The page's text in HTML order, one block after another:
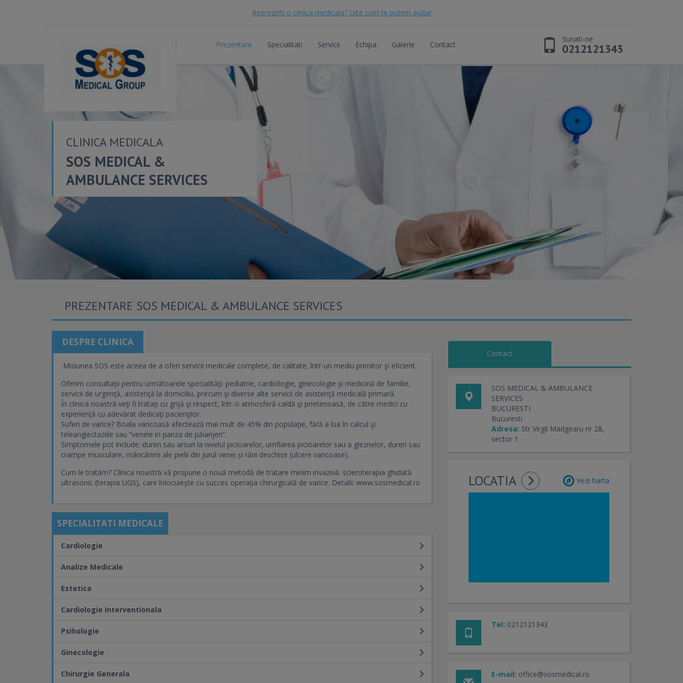
Reprezinti o clinica medicala? Uite cum te putem ajuta!
Prezentare Specialitati Servicii Echipa Galerie Contact
Sunati-ne
0212121343
CLINICA MEDICALA
SOS MEDICAL &
AMBULANCE SERVICES
PREZENTARE SOS MEDICAL & AMBULANCE SERVICES
DESPRE CLINICA
Misiunea SOS este aceea de a oferi servicii medicale complete, de calitate, într-un mediu primitor şi eficient.
Oferim consultaţii pentru următoarele specialităţi: pediatrie, cardiologie, ginecologie şi medicină de familie,
servicii de urgenţă, asistenţă la domiciliu, precum şi diverse alte servicii de asistenţă medicală primară.
În clinica noastră veţi fi trataţi cu grijă şi respect, într-o atmosferă caldă şi prietenoasă, de către medici cu
experienţă cu adevărat dedicaţi pacienţilor.
Suferi de varice? Boala varicoasă afectează mai mult de 45% din populaţie, fără a lua în calcul şi
teleangiectaziile sau “venele in panza de păianjen”.
Simptomele pot include: dureri sau arsuri la nivelul picioarelor, umflarea picioarelor sau a gleznelor, dureri sau
crampe musculare, mâncărimi ale pielii din jurul venei și răni deschise (ulcere varicoase).
Cum le tratăm? Clinica noastră vă propune o nouă metodă de tratare minim invazivă: scleroterapia ghidată
ultrasonic (terapia UGS), care înlocuieşte cu succes operaţia chirurgicală de varice. Detalii: www.sosmedical.ro
SPECIALITATI MEDICALE
Cardiologie
Analize Medicale
Estetica
Cardiologie Interventionala
Psihologie
Ginecologie
Chirurgie Generala
Contact
SOS MEDICAL & AMBULANCE
SERVICES
BUCURESTI
Bucuresti
Adresa: Str Virgil Madgearu nr 28,
sector 1
LOCATIA Vezi harta
Tel: 0212121343
E-mail: office@sosmedical.ro